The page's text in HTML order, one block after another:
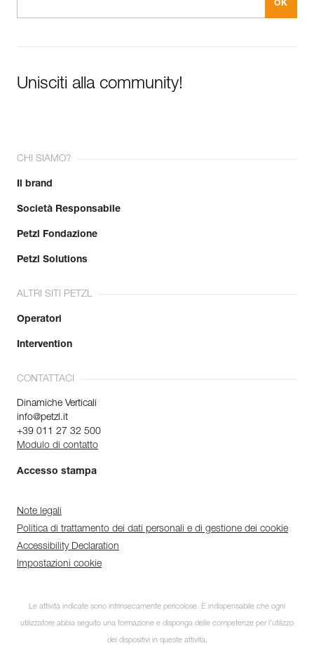
Unisciti alla community!
CHI SIAMO?
Il brand
Società Responsabile
Petzl Fondazione
Petzl Solutions
ALTRI SITI PETZL
Operatori
Intervention
CONTATTACI
Dinamiche Verticali
info@petzl.it
+39 011 27 32 500
Modulo di contatto
Accesso stampa
Note legali
Politica di trattamento dei dati personali e di gestione dei cookie
Accessibility Declaration
Impostazioni cookie
Le attività indicate sono intrinsecamente pericolose. È indispensabile che ogni
utilizzatore abbia seguito una formazione e disponga delle competenze per l’utilizzo
dei dispositivi in queste attività.